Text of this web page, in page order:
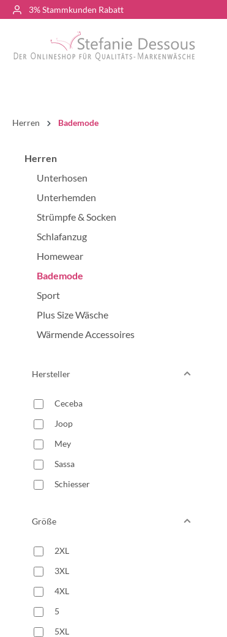
3% Stammkunden Rabatt
Herren Bademode
Herren
Unterhosen
Unterhemden
Strümpfe & Socken
Schlafanzug
Homewear
Bademode
Sport
Plus Size Wäsche
Wärmende Accessoires
Hersteller
Ceceba
Joop
Mey
Sassa
Schiesser
Größe
2XL
3XL
4XL
5
5XL